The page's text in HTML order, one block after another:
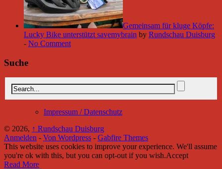
Gemeinsam für kluge Köpfe:
Lucky Bike unterstützt savemybrain by Rundschau Duisburg
- No Comment
Suche
Impressum / Datenschutz
© 2026, ↑ Rundschau Duisburg
Anmelden - Von Wordpress - Gabfire Themes
This website uses cookies to improve your experience. We'll assume
you're ok with this, but you can opt-out if you wish.Accept
Read More